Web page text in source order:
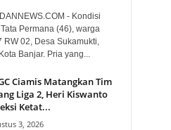
- Kondisi
Permana (46), warga
RW 02, Desa Sukamukti,
Banjar. Pria yang...
Ciamis Matangkan Tim
Liga 2, Heri Kiswanto
Ketat...
3, 2026